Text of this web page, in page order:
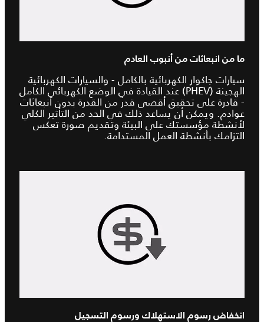
ما من انبعاثات من أنبوب العادم
سيارات جاكوار الكهربائية بالكامل - والسيارات الكهربائية
الهجينة (PHEV) عند القيادة في الوضع الكهربائي الكامل
- قادرة على تحقيق أقصى قدر من القدرة بدون انبعاثات
عوادم. ويمكن أن يساعد ذلك في الحد من التأثير الكلي
لأنشطة مؤسستك على البيئة وتقديم صورة تعكس
التزامك بأنشطة العمل المستدامة.
انخفاض رسوم الاستهلاك ورسوم التسجيل